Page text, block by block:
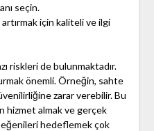
seçin.
için kaliteli ve ilgi
riskleri de bulunmaktadır.
önemli. Örneğin, sahte
zarar verebilir. Bu
hizmet almak ve gerçek
hedeflemek çok